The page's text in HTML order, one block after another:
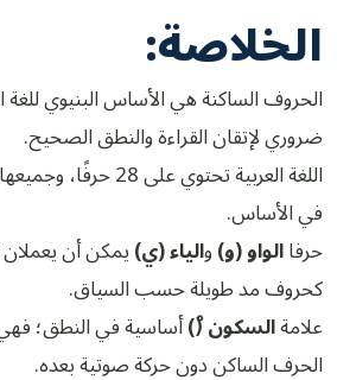
الخلاصة:
الحروف الساكنة هي الأساس البنيوي للغة
ضروري لإتقان القراءة والنطق الصحيح.
اللغة العربية تحتوي على
في الأساس.
حرفاالواو (و)والياء (ي)يمكن أن
كحروف مد طويلة حسب السياق.
علامةالسكون (ْ)أساسية في النطق؛
الحرف الساكن دون حركة صوتية بعده.